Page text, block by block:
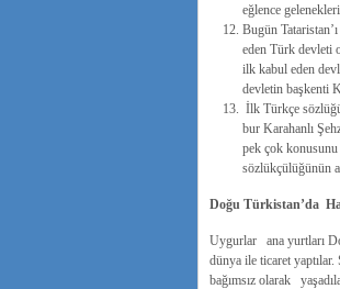
eğlence
Bugün
eden Türk devleti
ilk kabul eden
devletin başkenti
İlk Türkçe
bur Karahanlı
pek çok
sözlükçülüğünün
Doğu Türkistan’da
Uygurlar ana yurtları
dünya ile ticaret
bağımsız olarak